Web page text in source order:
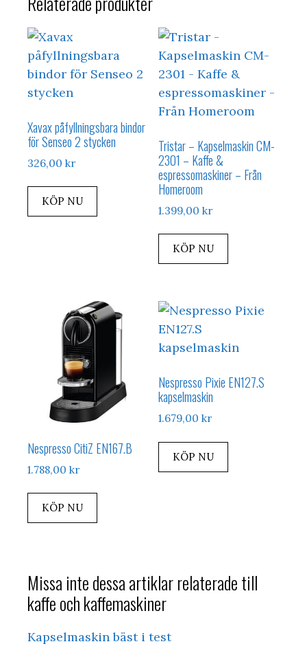
Xavax påfyllningsbara bindor
för Senseo 2 stycken
326,00 kr
KÖP NU
Tristar – Kapselmaskin CM-
2301 – Kaffe &
espressomaskiner – Från
Homeroom
1.399,00kr
KÖP NU
Nespresso CitiZ EN167.B
1.788,00 kr
KÖP NU
Nespresso Pixie EN127.S
kapselmaskin
1.679,00kr
KÖP NU
Missa inte dessa artiklar relaterade till
kaffe och kaffemaskiner
Kapselmaskin bäst i test